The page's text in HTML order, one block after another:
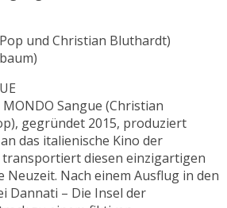
und Christian Bluthardt)
Sangue (Christian
gegründet 2015, produziert
das italienische Kino der
transportiert diesen einzigartigen
Neuzeit. Nach einem Ausflug in den
Dannati – Die Insel der